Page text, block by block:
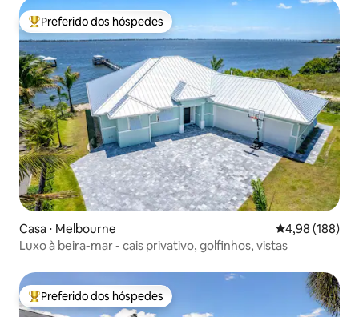
Entre os melhores preferidos dos hóspedes
Preferido dos hóspedes
Casa ⋅ Melbourne 4,98 de uma
4,98 (188)
Luxo à beira-mar - cais privativo, golfinhos, vistas
Entre os melhores preferidos dos hóspedes
Preferido dos hóspedes